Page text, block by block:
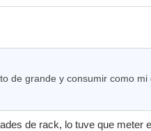
de grande y consumir como mi
de rack, lo tuve que meter